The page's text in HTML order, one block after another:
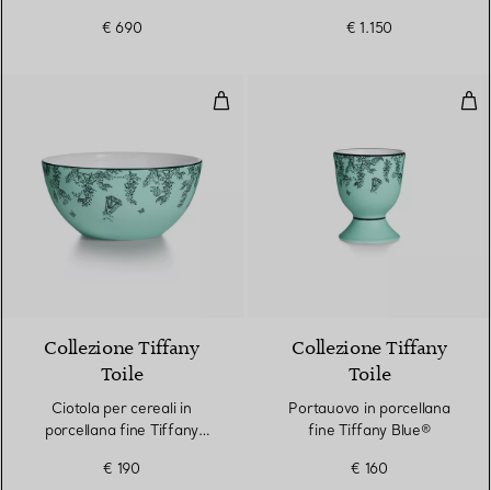
€ 690 € 1.150
Ciotola per cereali in porcellana
Collezione Tiffany
Toile
Ciotola per cereali in
porcellana fine Tiffany
€ 190
Collezione Tiffany
Toile
Portauovo in porcellana
fine Tiffany Blue®
€ 160